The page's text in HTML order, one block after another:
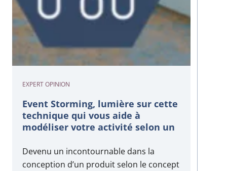
EXPERT OPINION
Event Storming, lumière sur cette
technique qui vous aide à
modéliser votre activité selon un
vue de vos attendus.
Devenu un incontournable dans la
conception d’un produit selon le concept